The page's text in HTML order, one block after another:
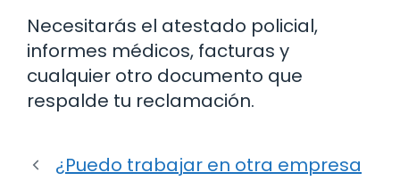
Necesitarás el atestado policial,
informes médicos, facturas y
cualquier otro documento que
respalde tu reclamación.
¿Puedo trabajar en otra empresa